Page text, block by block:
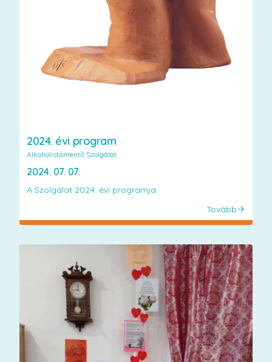
2024. évi program
Alkoholistamentő Szolgálat
2024. 07. 07.
A Szolgálat 2024. évi programja
Tovább